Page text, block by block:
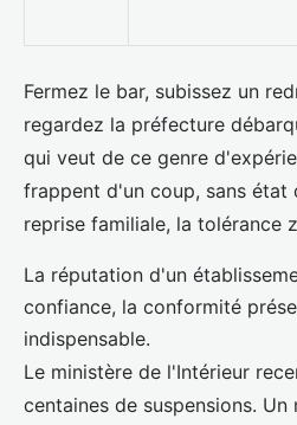
Fermez le bar, subissez un
regardez la préfecture
qui veut de ce genre
frappent d'un coup, sans état
reprise familiale, la tolérance
La réputation d'un
confiance, la conformité
indispensable.
Le ministère de l'Intérieur
centaines de suspensions. Un